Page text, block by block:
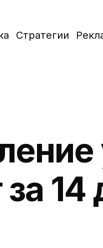
Стратегии
за